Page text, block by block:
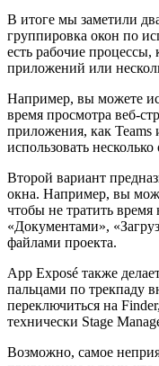
В итоге мы заметили
группировка окон по
есть рабочие процессы,
приложений или
Например, вы можете
время просмотра веб-
приложения, как Teams
использовать
Второй вариант
окна. Например, вы
чтобы не тратить
«Документами»,
файлами проекта.
App Exposé также
пальцами по трекпаду
переключиться на
технически Stage
Возможно, самое